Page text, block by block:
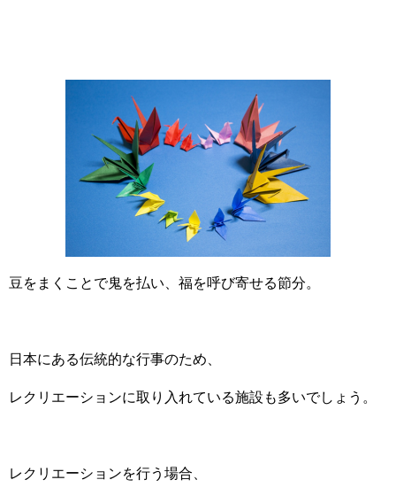
豆をまくことで鬼を払い、福を呼び寄せる節分。
日本にある伝統的な行事のため、
レクリエーションに取り入れている施設も多いでしょう。
レクリエーションを行う場合、